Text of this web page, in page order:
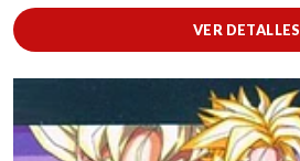
VER DETALLES